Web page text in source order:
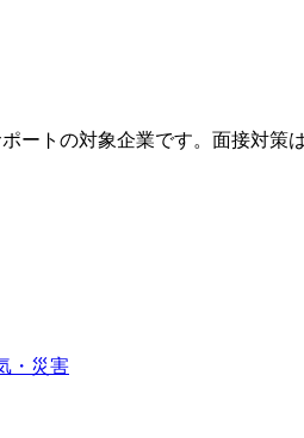
ートの対象企業です。面接対
・災害